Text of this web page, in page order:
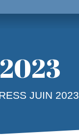
JUIN 2023